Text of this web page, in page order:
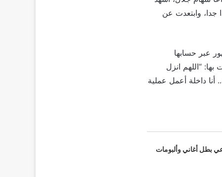
وابتعدت عن
عبر حسابها
“اللهم انزل
داخلة أعمل عملية
بطل أغاني وألبومات